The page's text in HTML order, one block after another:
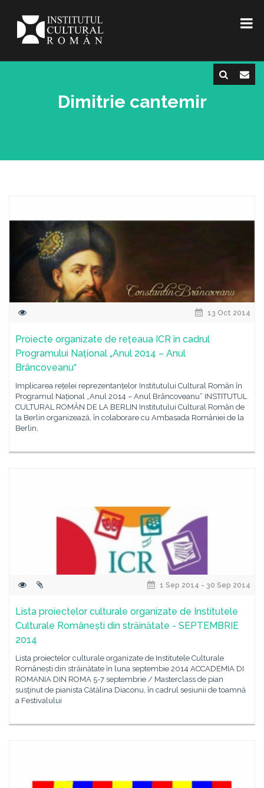
Dimitrie cantemir
13 Oct 2014
Proiecte organizate de rețeaua ICR în cadrul
Programului Național „Anul 2014 – Anul
Brâncoveanu“
Implicarea rețelei reprezentanțelor Institutului Cultural Român în
Programul Național „Anul 2014 – Anul Brâncoveanu“ INSTITUTUL
CULTURAL ROMÂN DE LA BERLIN Institutului Cultural Român de
la Berlin organizează, în colaborare cu Ambasada României de la
Berlin,
1 Sep 2014 - 30 Sep 2014
Lista proiectelor culturale organizate de Institutele
Culturale Românești din străinătate - SEPTEMBRIE
2014
Lista proiectelor culturale organizate de Institutele Culturale
Românești din străinătate în luna septembie 2014 ACCADEMIA DI
ROMANIA DIN ROMA 5-7 septembrie / Masterclass de pian
susţinut de pianista Cătălina Diaconu, în cadrul sesiunii de toamnă
a Festivalului